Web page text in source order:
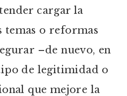
cargar la
temas o reformas
–de nuevo, en
de legitimidad o
que mejore la